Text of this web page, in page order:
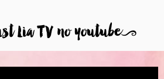
Lia TV no youtube9